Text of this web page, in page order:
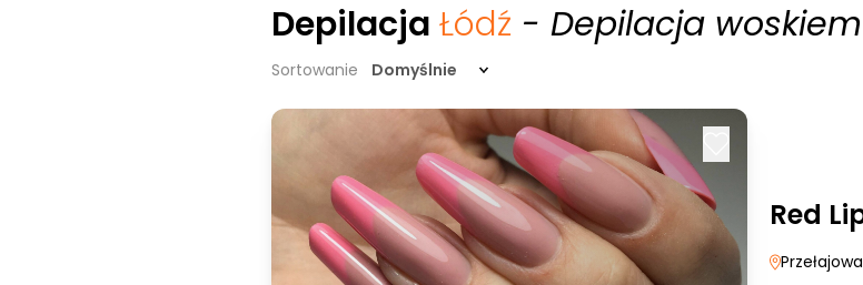
Depilacja Łódź - Depilacja woskiem
Sortowanie Domyślnie
Red